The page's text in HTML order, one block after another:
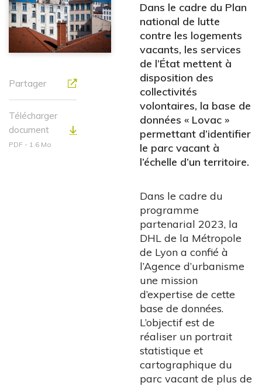
Partager
Télécharger
document
PDF - 1.6 Mo
Dans le cadre du Plan
national de lutte
contre les logements
vacants, les services
de l’État mettent à
disposition des
collectivités
volontaires, la base de
données « Lovac »
permettant d’identifier
le parc vacant à
l’échelle d’un territoire.
Dans le cadre du
programme
partenarial 2023, la
DHL de la Métropole
de Lyon a confié à
l’Agence d’urbanisme
une mission
d’expertise de cette
base de données.
L’objectif est de
réaliser un portrait
statistique et
cartographique du
parc vacant de plus de